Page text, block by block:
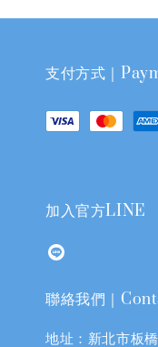
支付方式｜
加入官方LINE
聯絡我們｜
地址：新北市板